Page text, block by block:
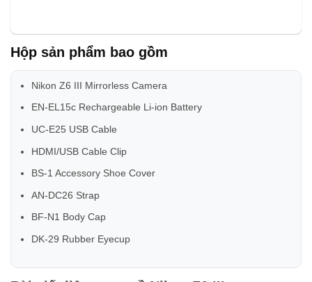
Hộp sản phẩm bao gồm
Nikon Z6 III Mirrorless Camera
EN-EL15c Rechargeable Li-ion Battery
UC-E25 USB Cable
HDMI/USB Cable Clip
BS-1 Accessory Shoe Cover
AN-DC26 Strap
BF-N1 Body Cap
DK-29 Rubber Eyecup